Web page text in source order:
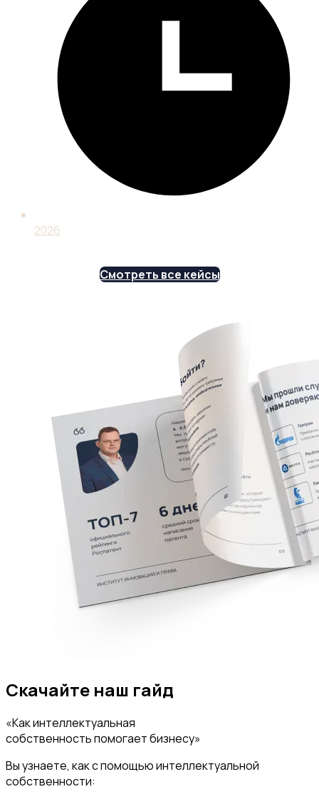
2026
Смотреть все кейсы
Скачайте наш гайд
«Как интеллектуальная
собственность помогает бизнесу»
Вы узнаете, как с помощью интеллектуальной
собственности: